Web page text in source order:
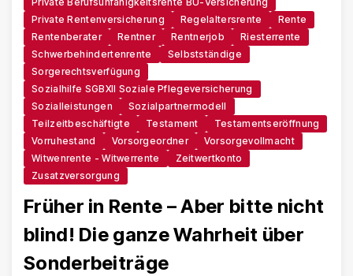
Private Rentenversicherung
Regelaltersrente
Rente
Rentenberater
Rentner Rentnerjob
Riesterrente
Schwerbehindertenrente
Selbstständige
Sorgerechtsverfügung
Sozialhilfe SGBXII Soziale Pflegeversicherung
Sozialleistungen
Sozialpartnermodell
Teilzeitbeschäftigte
Testament
Testamentseröffnung
Vorruhestand
Vorsorgeordner
Vorsorgevollmacht
Witwenrente - Witwerrente
Zeitwertkonto
Zusatzversorgung
Früher in Rente – Aber bitte nicht
blind! Die ganze Wahrheit über
Sonderbeiträge